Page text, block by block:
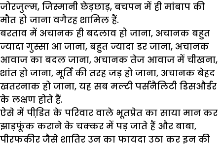
जोरजुल्म, जिस्मानी छेड़छाड़, बचपन में ही मांबाप की
मौत हो जाना वगैरह शामिल हैं.
बरताव में अचानक ही बदलाव हो जाना, अचानक बहुत
ज्यादा गुस्सा आ जाना, बहुत ज्यादा डर जाना, अचानक
आवाज का बदल जाना, अचानक तेज आवाज में चीखना,
शांत हो जाना, मूर्ति की तरह जड़ हो जाना, अचानक बेहद
खतरनाक हो जाना, यह सब मल्टी पर्सनैलिटी डिसऔर्डर
के लक्षण होते हैं.
ऐसे में पीडि़त के परिवार वाले भूतप्रेत का साया मान कर
झाड़फूंक कराने के चक्कर में पड़ जाते हैं और बाबा,
पीरफकीर जैसे शातिर उन का फायदा उठा कर इन की